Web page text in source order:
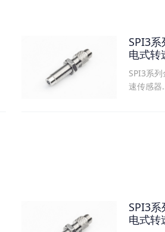
SPI3
电式转
SPI3系
速传感器
SPI3
电式转